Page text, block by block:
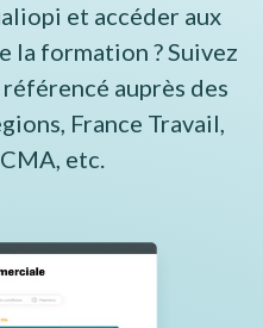
et accéder aux
la formation ? Suivez
auprès des
France Travail,
etc.